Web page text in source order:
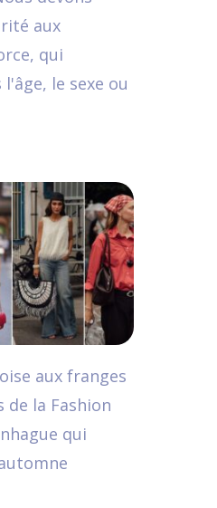
aux
qui
le sexe ou
aux franges
de la Fashion
qui